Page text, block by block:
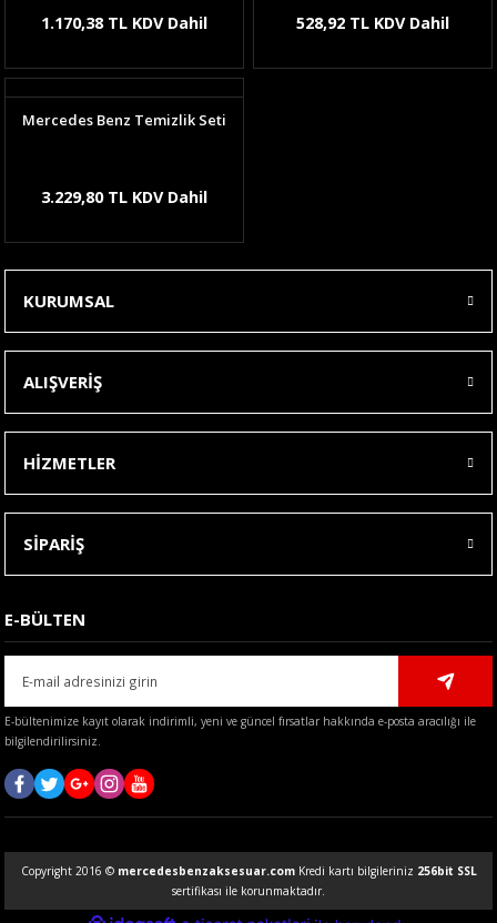
1.170,38 TL KDV Dahil 528,92 TL KDV Dahil
Mercedes Benz Temizlik Seti
3.229,80 TL KDV Dahil
KURUMSAL
ALIŞVERİŞ
HİZMETLER
SİPARİŞ
E-BÜLTEN
E-bültenimize kayıt olarak indirimli, yeni ve güncel fırsatlar hakkında e-posta aracılığı ile
bilgilendirilirsiniz.
Copyright 2016 © mercedesbenzaksesuar.comKredi kartı bilgileriniz 256bit SSL
sertifikası ile korunmaktadır.